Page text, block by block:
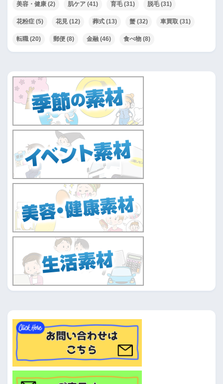
美容・健康 (2) 肌ケア (41) 育毛(31) 脱毛(31)
花粉症 (5) 花見 (12) 葬式 (13) 蟹 (32) 車買取 (31)
転職 (20) 郵便 (8) 金融 (46) 食べ物 (8)